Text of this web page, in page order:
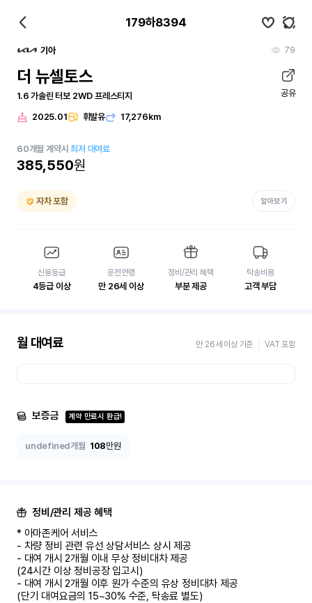
179하8394
기아 79
더 뉴셀토스
1.6 가솔린 터보 2WD 프레스티지 공유
2025.01 휘발유 17,276km
60개월 계약시최저 대여료
385,550원
자차 포함 알아보기
신용등급
4등급 이상
운전연령
만 26세 이상
정비/관리 혜택
부분 제공
탁송비용
고객 부담
월 대여료 만 26세 이상 기준 VAT 포함
보증금 계약 만료시 환급!
undefined개월 108만원
정비/관리 제공 혜택
* 아마존케어 서비스
- 차량 정비 관련 유선 상담서비스 상시 제공
- 대여 개시 2개월 이내 무상 정비대차 제공
(24시간 이상 정비공장 입고시)
- 대여 개시 2개월 이후 원가 수준의 유상 정비대차 제공
(단기 대여요금의 15~30% 수준, 탁송료 별도)